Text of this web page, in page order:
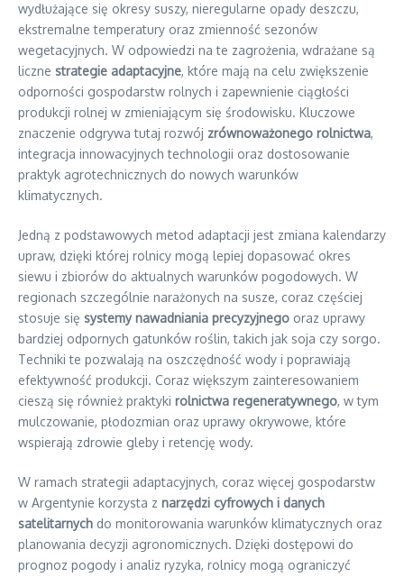
wydłużające się okresy suszy, nieregularne opady deszczu,
ekstremalne temperatury oraz zmienność sezonów
wegetacyjnych. W odpowiedzi na te zagrożenia, wdrażane są
liczne strategie adaptacyjne, które mają na celu zwiększenie
odporności gospodarstw rolnych i zapewnienie ciągłości
produkcji rolnej w zmieniającym się środowisku. Kluczowe
znaczenie odgrywa tutaj rozwój zrównoważonego rolnictwa,
integracja innowacyjnych technologii oraz dostosowanie
praktyk agrotechnicznych do nowych warunków
klimatycznych.
Jedną z podstawowych metod adaptacji jest zmiana kalendarzy
upraw, dzięki której rolnicy mogą lepiej dopasować okres
siewu i zbiorów do aktualnych warunków pogodowych. W
regionach szczególnie narażonych na susze, coraz częściej
stosuje się systemy nawadniania precyzyjnego oraz uprawy
bardziej odpornych gatunków roślin, takich jak soja czy sorgo.
Techniki te pozwalają na oszczędność wody i poprawiają
efektywność produkcji. Coraz większym zainteresowaniem
cieszą się również praktyki rolnictwa regeneratywnego, w tym
mulczowanie, płodozmian oraz uprawy okrywowe, które
wspierają zdrowie gleby i retencję wody.
W ramach strategii adaptacyjnych, coraz więcej gospodarstw
w Argentynie korzysta z narzędzi cyfrowych i danych
satelitarnych do monitorowania warunków klimatycznych oraz
planowania decyzji agronomicznych. Dzięki dostępowi do
prognoz pogody i analiz ryzyka, rolnicy mogą ograniczyć